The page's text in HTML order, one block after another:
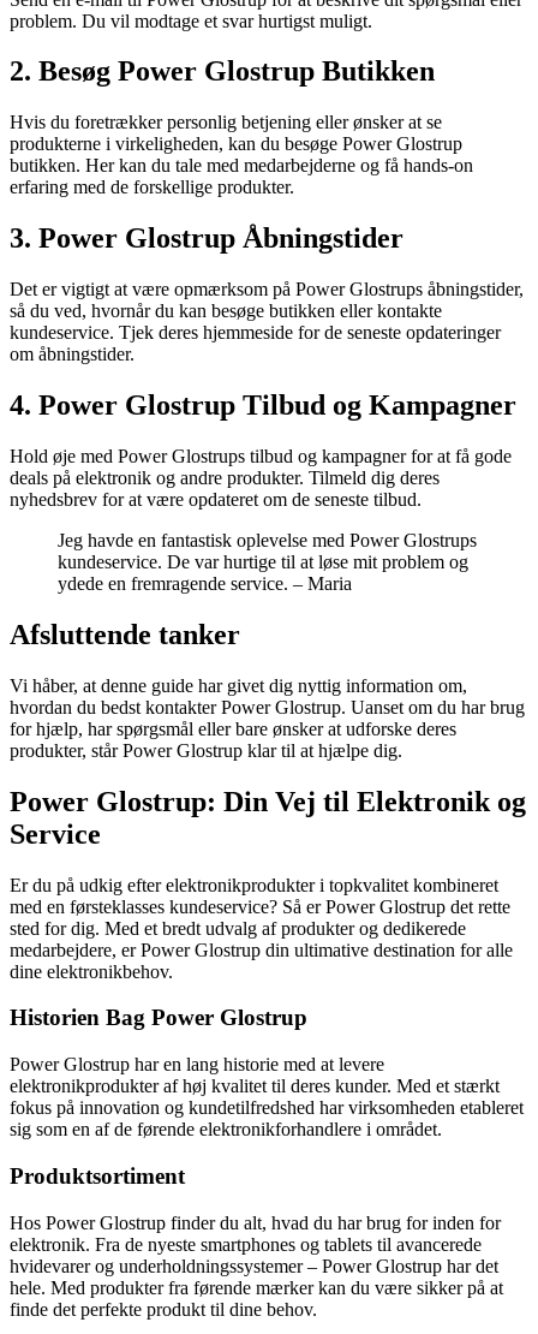
problem. Du vil modtage et svar hurtigst muligt.
2. Besøg Power Glostrup Butikken
Hvis du foretrækker personlig betjening eller ønsker at se
produkterne i virkeligheden, kan du besøge Power Glostrup
butikken. Her kan du tale med medarbejderne og få hands-on
erfaring med de forskellige produkter.
3. Power Glostrup Åbningstider
Det er vigtigt at være opmærksom på Power Glostrups åbningstider,
så du ved, hvornår du kan besøge butikken eller kontakte
kundeservice. Tjek deres hjemmeside for de seneste opdateringer
om åbningstider.
4. Power Glostrup Tilbud og Kampagner
Hold øje med Power Glostrups tilbud og kampagner for at få gode
deals på elektronik og andre produkter. Tilmeld dig deres
nyhedsbrev for at være opdateret om de seneste tilbud.
Jeg havde en fantastisk oplevelse med Power Glostrups
kundeservice. De var hurtige til at løse mit problem og
ydede en fremragende service. – Maria
Afsluttende tanker
Vi håber, at denne guide har givet dig nyttig information om,
hvordan du bedst kontakter Power Glostrup. Uanset om du har brug
for hjælp, har spørgsmål eller bare ønsker at udforske deres
produkter, står Power Glostrup klar til at hjælpe dig.
Power Glostrup: Din Vej til Elektronik og
Service
Er du på udkig efter elektronikprodukter i topkvalitet kombineret
med en førsteklasses kundeservice? Så er Power Glostrup det rette
sted for dig. Med et bredt udvalg af produkter og dedikerede
medarbejdere, er Power Glostrup din ultimative destination for alle
dine elektronikbehov.
Historien Bag Power Glostrup
Power Glostrup har en lang historie med at levere
elektronikprodukter af høj kvalitet til deres kunder. Med et stærkt
fokus på innovation og kundetilfredshed har virksomheden etableret
sig som en af de førende elektronikforhandlere i området.
Produktsortiment
Hos Power Glostrup finder du alt, hvad du har brug for inden for
elektronik. Fra de nyeste smartphones og tablets til avancerede
hvidevarer og underholdningssystemer – Power Glostrup har det
hele. Med produkter fra førende mærker kan du være sikker på at
finde det perfekte produkt til dine behov.